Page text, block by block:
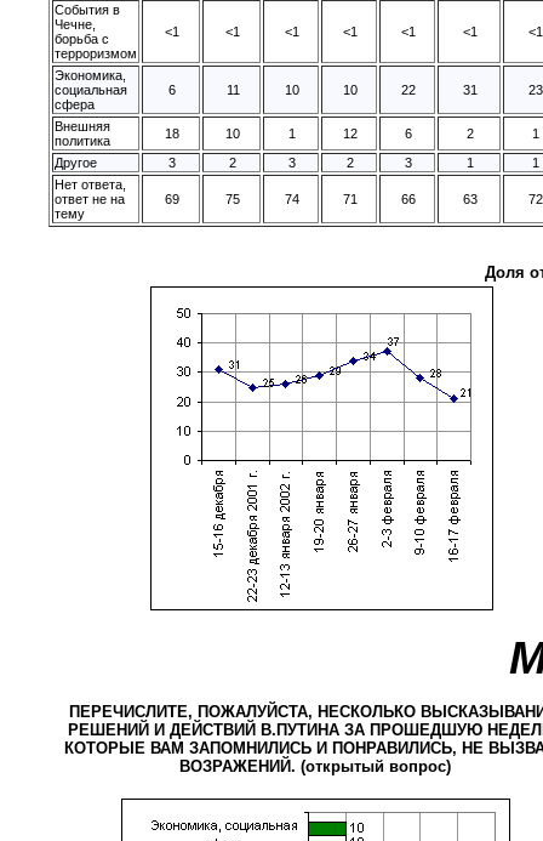
События в
Чечне,
борьба с
терроризмом
<1 <1 <1 <1 <1 <1 <1
Экономика,
социальная
сфера
6 11 10 10 22 31 23
Внешняя
политика
18 10 1 12 6 2
1
Другое
3 2 3 2 3 1
1
Нет ответа,
ответ не на
тему
69 75 74 71 66 63 72
Доля
ПЕРЕЧИСЛИТЕ, ПОЖАЛУЙСТА, НЕСКОЛЬКО
РЕШЕНИЙ И ДЕЙСТВИЙ В.ПУТИНА ЗА ПРОШЕДШУЮ
КОТОРЫЕ ВАМ ЗАПОМНИЛИСЬ И ПОНРАВИЛИСЬ, НЕ
ВОЗРАЖЕНИЙ. (открытый вопрос)